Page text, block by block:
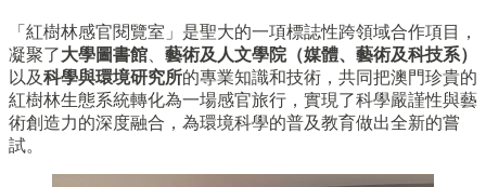
「紅樹林感官閱覽室」是聖大的一項標誌性跨領域合作項目，
凝聚了大學圖書館、 藝術及人文學院（媒體、藝術及科技系）
以及科學與環境研究所的專業知識和技術，共同把澳門珍貴的
紅樹林生態系統轉化為一場感官旅行，實現了科學嚴謹性與藝
術創造力的深度融合，為環境科學的普及教育做出全新的嘗
試。